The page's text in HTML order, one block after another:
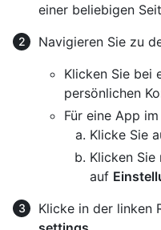
einer beliebigen
Navigieren Sie zu
Klicken Sie bei
persönlichen
Für eine App
Klicke Sie
Klicken
auf
Klicke in der linken